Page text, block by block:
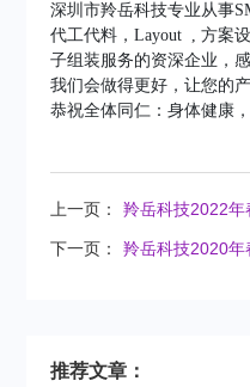
深圳市羚岳科技专业从事
代工代料，Layout , 方案
子组装服务的资深企业，
我们会做得更好，让您的
恭祝全体同仁：身体健康
上一页： 羚岳科技2022年
下一页： 羚岳科技2020年
推荐文章：